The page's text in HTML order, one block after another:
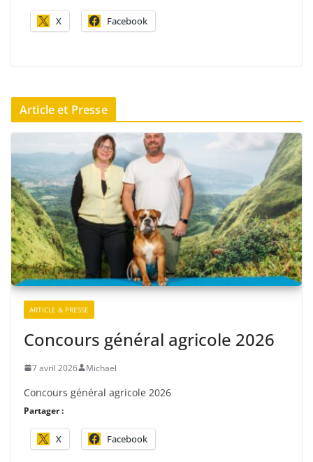
X Facebook
Article et Presse
ARTICLE & PRESSE
Concours général agricole 2026
7 avril 2026 Michael
Concours général agricole 2026
Partager :
X Facebook